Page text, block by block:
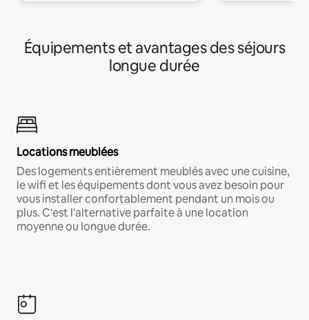
Équipements et avantages des séjours
longue durée
Locations meublées
Des logements entièrement meublés avec une cuisine,
le wifi et les équipements dont vous avez besoin pour
vous installer confortablement pendant un mois ou
plus. C'est l'alternative parfaite à une location
moyenne ou longue durée.